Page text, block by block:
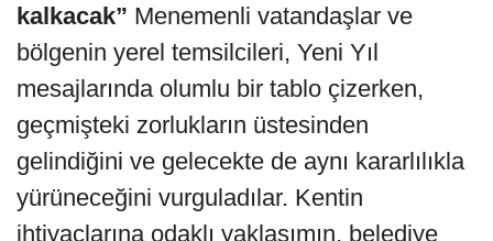
kalkacak” Menemenli vatandaşlar ve
bölgenin yerel temsilcileri, Yeni Yıl
mesajlarında olumlu bir tablo çizerken,
geçmişteki zorlukların üstesinden
gelindiğini ve gelecekte de aynı kararlılıkla
yürüneceğini vurguladılar. Kentin
ihtiyaçlarına odaklı yaklaşımın, belediye